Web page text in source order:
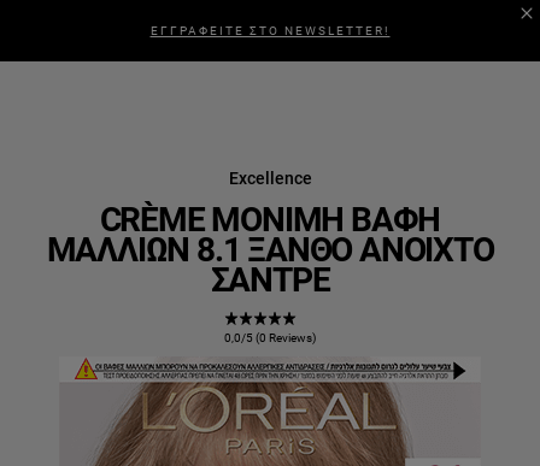
ΕΓΓΡΑΦΕΙΤΕ ΣΤΟ NEWSLETTER!
Excellence
CRÈME ΜΌΝΙΜΗ ΒΑΦΉ
ΜΑΛΛΙΏΝ 8.1 ΞΑΝΘΌ ΑΝΟΙΧΤΌ
ΣΑΝΤΡΈ
0,0/5 (0 Reviews)